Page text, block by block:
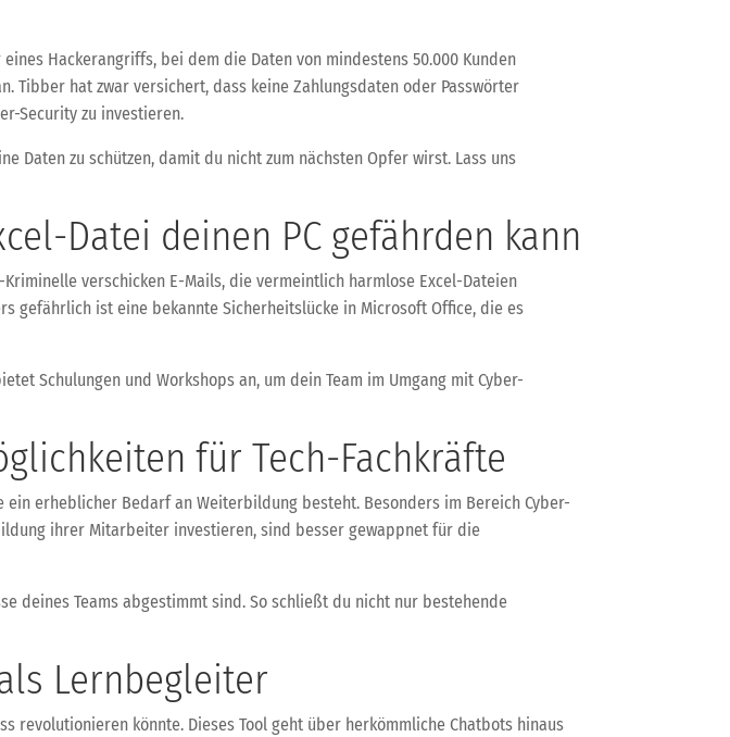
Hackerangriffs, bei dem die Daten von mindestens 50.000 Kunden
Tibber hat zwar versichert, dass keine Zahlungsdaten oder Passwörter
Security zu investieren.
Daten zu schützen, damit du nicht zum nächsten Opfer wirst. Lass uns
Datei deinen PC gefährden kann
verschicken E-Mails, die vermeintlich harmlose Excel-Dateien
gefährlich ist eine bekannte Sicherheitslücke in Microsoft Office, die es
Schulungen und Workshops an, um dein Team im Umgang mit Cyber-
für Tech-Fachkräfte
erheblicher Bedarf an Weiterbildung besteht. Besonders im Bereich Cyber-
ihrer Mitarbeiter investieren, sind besser gewappnet für die
deines Teams abgestimmt sind. So schließt du nicht nur bestehende
Lernbegleiter
revolutionieren könnte. Dieses Tool geht über herkömmliche Chatbots hinaus